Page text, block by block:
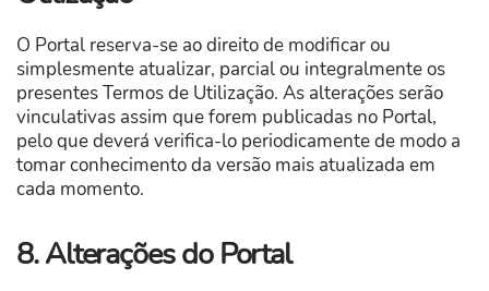
O Portal reserva-se ao direito de modificar ou
simplesmente atualizar, parcial ou integralmente os
presentes Termos de Utilização. As alterações serão
vinculativas assim que forem publicadas no Portal,
pelo que deverá verifica-lo periodicamente de modo a
tomar conhecimento da versão mais atualizada em
cada momento.
8. Alterações do Portal